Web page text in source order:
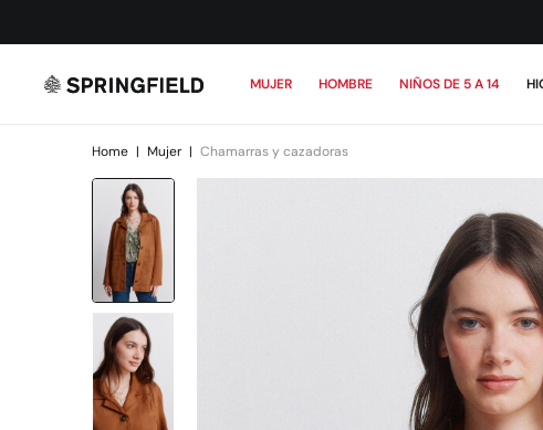
MUJER HOMBRE NIÑOS DE 5 A 14
Home | Mujer | Chamarras y cazadoras